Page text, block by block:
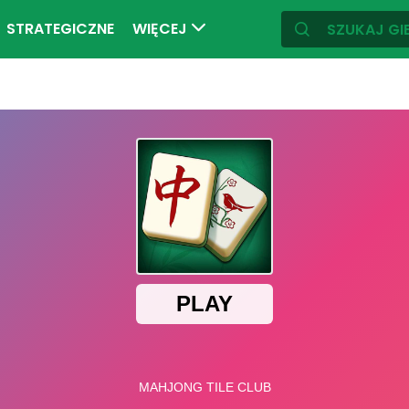
STRATEGICZNE WIĘCEJ